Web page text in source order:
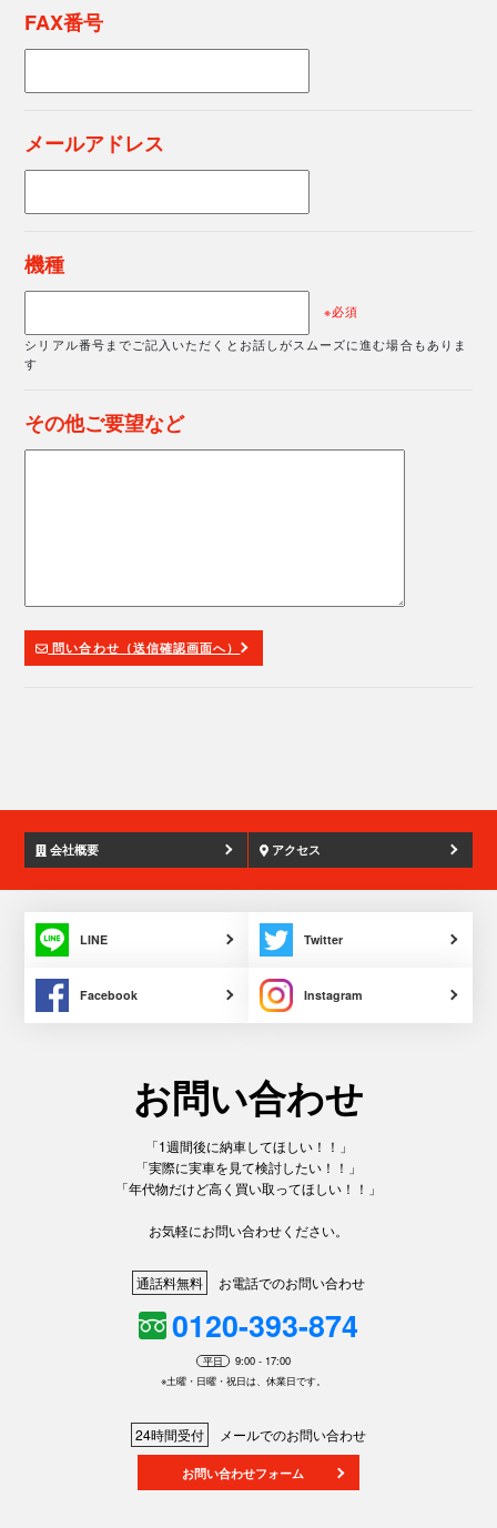
FAX番号
メールアドレス
機種
※必須
シリアル番号までご記入いただくとお話しがスムーズに進む場合もありま
す
その他ご要望など
問い合わせ（送信確認画面へ）
会社概要 アクセス
LINE Twitter
Facebook Instagram
お問い合わせ
「1週間後に納車してほしい！！」
「実際に実車を見て検討したい！！」
「年代物だけど高く買い取ってほしい！！」
お気軽にお問い合わせください。
通話料無料 お電話でのお問い合わせ
0120-393-874
平日
9:00 - 17:00
※土曜・日曜・祝日は、休業日です。
24時間受付 メールでのお問い合わせ
お問い合わせフォーム